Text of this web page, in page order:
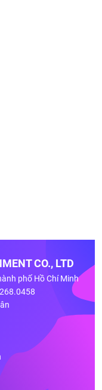
CO., LTD
phố Hồ Chí Minh